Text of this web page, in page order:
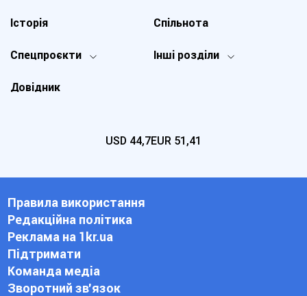
Спецпроєкти Інші розділи
Історія
Довідник
Спільнота
USD 44,7EUR 51,41
Правила використання
Редакційна політика
Реклама на 1kr.ua
Підтримати
Команда медіа
Зворотний зв'язок